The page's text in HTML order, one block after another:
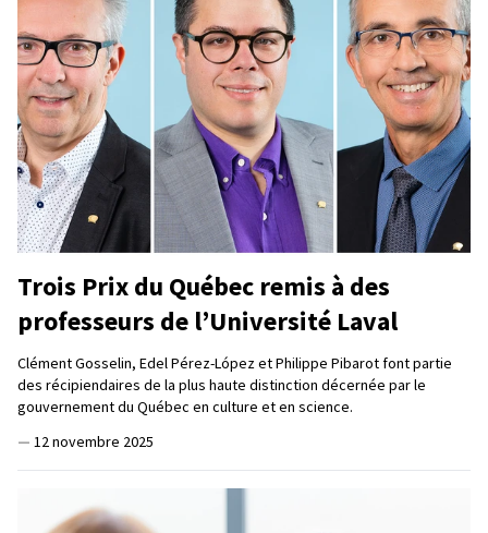
Trois Prix du Québec remis à des
professeurs de l’Université Laval
Clément Gosselin, Edel Pérez-López et Philippe Pibarot font partie
des récipiendaires de la plus haute distinction décernée par le
gouvernement du Québec en culture et en science.
— 12 novembre 2025